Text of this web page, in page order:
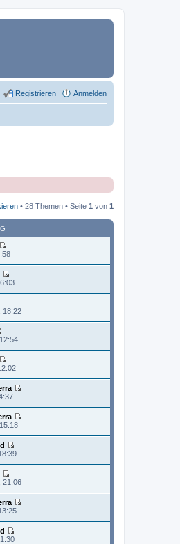
Anmelden
Registrieren
• 28 Themen • Seite 1 von 1
N
u
e
s
t
r
i
t
r
g
N
s
t
r
i
t
r
a
g
18:22
N
u
e
s
t
e
r
i
t
r
a
g
N
e
s
t
e
r
e
t
r
a
g
t
r
t
r
N
s
t
e
r
N
e
s
t
e
r
21:06